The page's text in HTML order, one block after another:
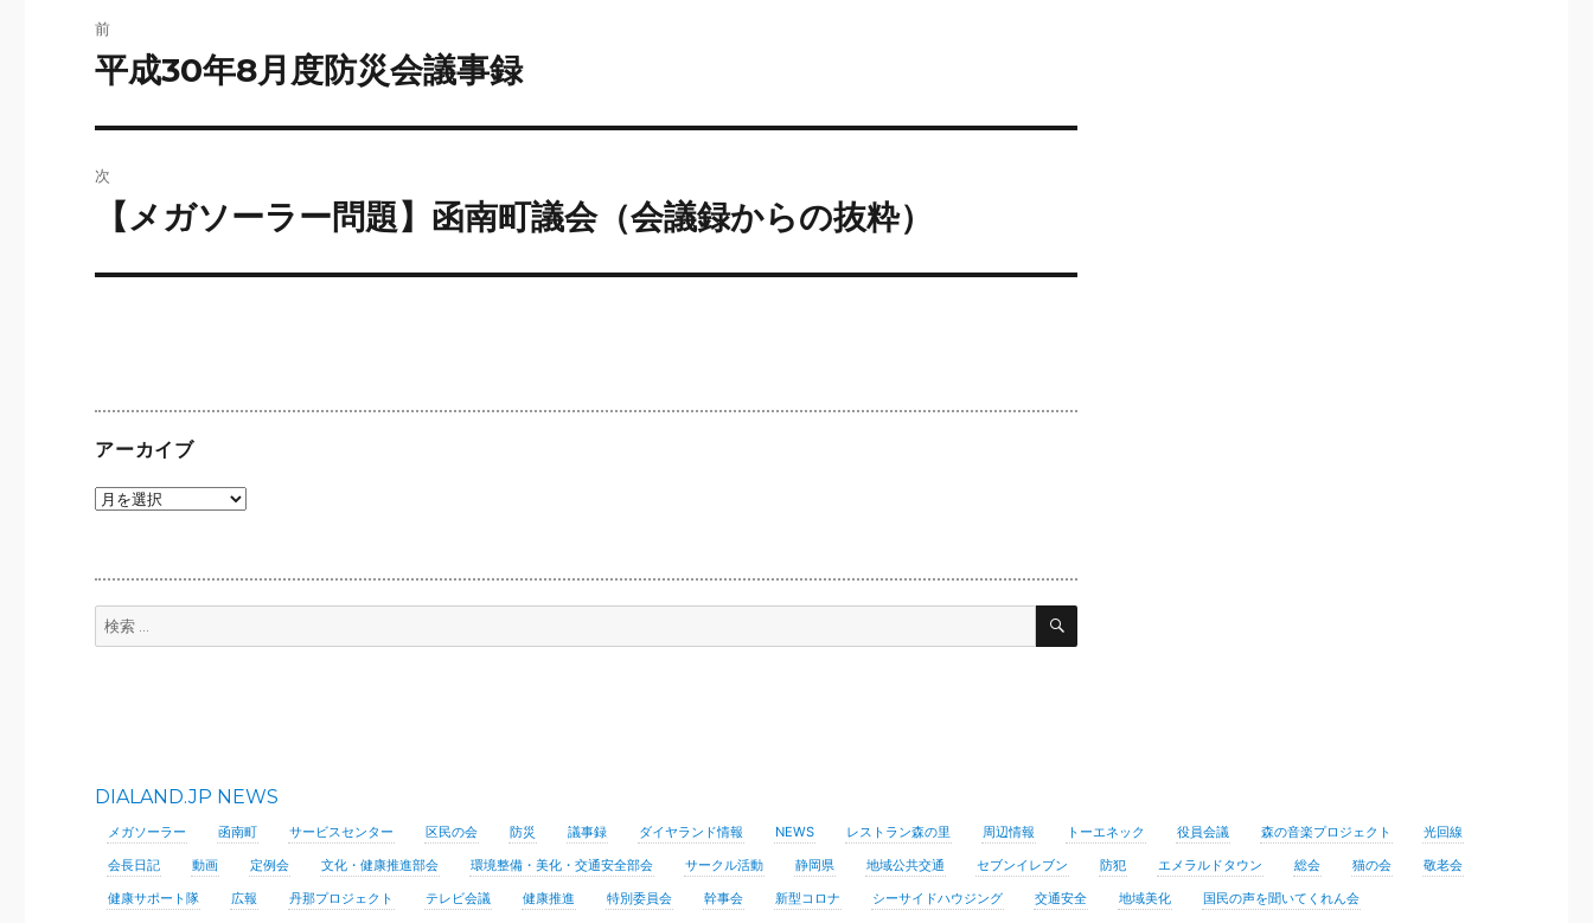
稿
ゲ
ン
前
前
投
稿:
平成30年8月度防災会議事録
次
投
【メガソーラー問題】函南町議会（会議録からの抜粋）
アーカイブ
ア
検
索:
検
DIALAND.JP NEWS
メガソーラー 函南町 サービスセンター 区民の会 防災 議事録 ダイヤランド情報 NEWS レストラン森の里 周辺情報 トーエネック 役員会議 森の音楽プロジェクト
光回線
会長日記
動画 定例会 文化・健康推進部会 環境整備・美化・交通安全部会 サークル活動 静岡県 地域公共交通 セブンイレブン 防犯 エメラルドタウン 総会 猫の会
敬老会
健康サポート隊
広報 丹那プロジェクト テレビ会議 健康推進 特別委員会 幹事会 新型コロナ シーサイドハウジング 交通安全 地域美化
国民の声を聞いてくれん会